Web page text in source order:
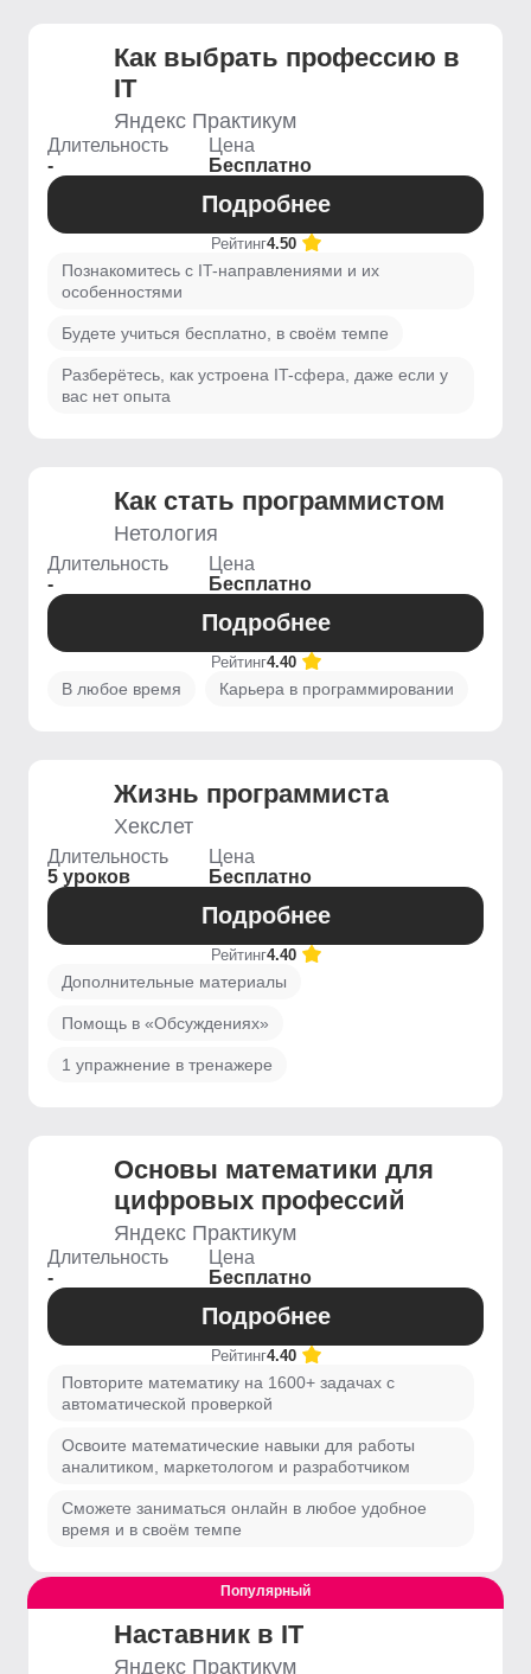
Как выбрать профессию в
IT
Яндекс Практикум
Длительность
-
Цена
Бесплатно
Подробнее
Рейтинг4.50
Познакомитесь с IT-направлениями и их
особенностями
Будете учиться бесплатно, в своём темпе
Разберётесь, как устроена IT-сфера, даже если у
вас нет опыта
Как стать программистом
Нетология
Длительность
-
Цена
Бесплатно
Подробнее
Рейтинг4.40
В любое время Карьера в программировании
Жизнь программиста
Хекслет
Длительность
5 уроков
Цена
Бесплатно
Подробнее
Рейтинг4.40
Дополнительные материалы
Помощь в «Обсуждениях»
1 упражнение в тренажере
Основы математики для
цифровых профессий
Яндекс Практикум
Длительность
-
Цена
Бесплатно
Подробнее
Рейтинг4.40
Повторите математику на 1600+ задачах с
автоматической проверкой
Освоите математические навыки для работы
аналитиком, маркетологом и разработчиком
Сможете заниматься онлайн в любое удобное
время и в своём темпе
Популярный
Наставник в IT
Яндекс Практикум